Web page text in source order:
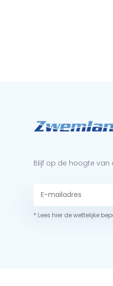
Blijf op de hoogte van
* Lees hier de wettelijke